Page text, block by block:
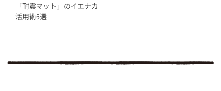
「耐震マット」のイエナカ
活用術6選